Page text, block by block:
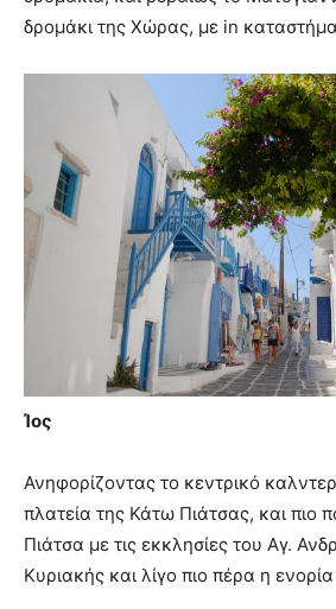
δρομάκι της Χώρας, με in
Ίος
Ανηφορίζοντας το κεντρικό
πλατεία της Κάτω Πιάτσας, και πιο
Πιάτσα με τις εκκλησίες του Αγ.
Κυριακής και λίγο πιο πέρα η